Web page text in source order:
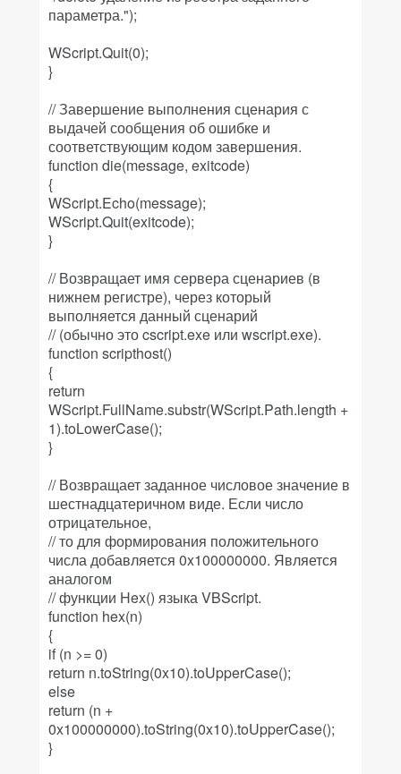
параметра.");
WScript.Quit(0);
}
// Завершение выполнения сценария с
выдачей сообщения об ошибке и
соответствующим кодом завершения.
function die(message, exitcode)
{
WScript.Echo(message);
WScript.Quit(exitcode);
}
// Возвращает имя сервера сценариев (в
нижнем регистре), через который
выполняется данный сценарий
// (обычно это cscript.exe или wscript.exe).
function scripthost()
{
return
WScript.FullName.substr(WScript.Path.length +
1).toLowerCase();
}
// Возвращает заданное числовое значение в
шестнадцатеричном виде. Если число
отрицательное,
// то для формирования положительного
числа добавляется 0x100000000. Является
аналогом
// функции Hex() языка VBScript.
function hex(n)
{
if (n >= 0)
return n.toString(0x10).toUpperCase();
else
return (n +
0x100000000).toString(0x10).toUpperCase();
}